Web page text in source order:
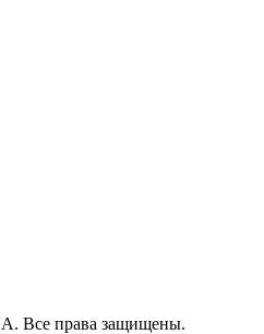
Все права защищены.